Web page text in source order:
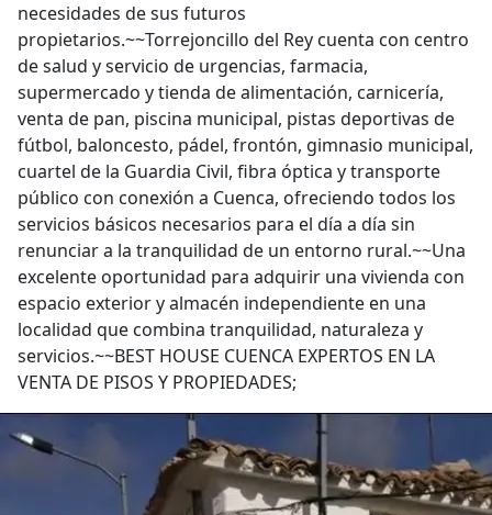
necesidades de sus futuros
propietarios.~~Torrejoncillo del Rey cuenta con centro
de salud y servicio de urgencias, farmacia,
supermercado y tienda de alimentación, carnicería,
venta de pan, piscina municipal, pistas deportivas de
fútbol, baloncesto, pádel, frontón, gimnasio municipal,
cuartel de la Guardia Civil, fibra óptica y transporte
público con conexión a Cuenca, ofreciendo todos los
servicios básicos necesarios para el día a día sin
renunciar a la tranquilidad de un entorno rural.~~Una
excelente oportunidad para adquirir una vivienda con
espacio exterior y almacén independiente en una
localidad que combina tranquilidad, naturaleza y
servicios.~~BEST HOUSE CUENCA EXPERTOS EN LA
VENTA DE PISOS Y PROPIEDADES;